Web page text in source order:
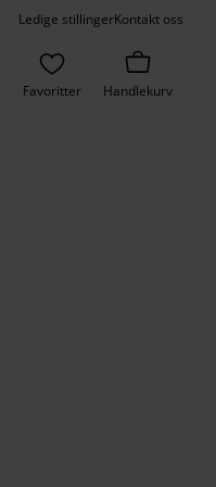
Ledige stillingerKontakt oss
Favoritter Handlekurv